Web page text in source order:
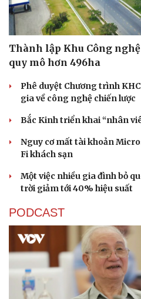
Thành lập Khu Công
quy mô hơn 496ha
Phê duyệt Chương trình
gia về công nghệ chiến lược
Bắc Kinh triển khai “nhân
Nguy cơ mất tài khoản
Fi khách sạn
Một việc nhiều gia đình bỏ
trời giảm tới 40% hiệu suất
PODCAST